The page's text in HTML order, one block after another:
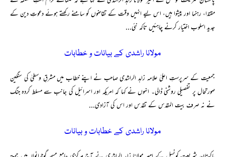
مقتدا، رہنما اور پیشوا ہیں، اس لیے انہیں وقت کے تقاضوں کو سامنے رکھتے ہوئے دعوتِ دین کے
جدید اسلوب اختیار کرنے چاہئیں تاکہ نئی...
مولانا راشدی کے بیانات و خطابات
جمعیت کے سرپرستِ اعلیٰ علامہ زاہد الراشدی صاحب نے اپنے خطاب میں مشرقِ وسطیٰ کی سنگین
صورتحال پر تفصیلی روشنی ڈالی۔ انہوں نے کہا کہ امریکہ اور اسرائیل کی جانب سے مسلط کردہ جنگ
نے نہ صرف بیت المقدس کے تقدس اور اس کی آزادی...
مولانا راشدی کے خطابات و بیانات